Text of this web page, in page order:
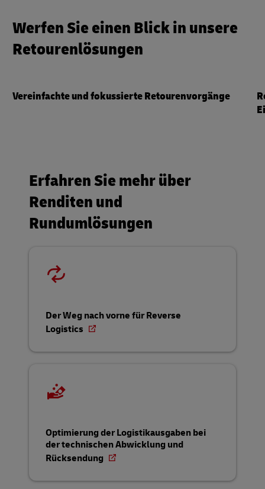
Werfen Sie einen Blick in unsere
Retourenlösungen
Vereinfachte und fokussierte Retourenvorgänge
Erfahren Sie mehr über
Renditen und
Rundumlösungen
Der Weg nach vorne für Reverse
Logistics
Optimierung der Logistikausgaben bei
der technischen Abwicklung und
Rücksendung